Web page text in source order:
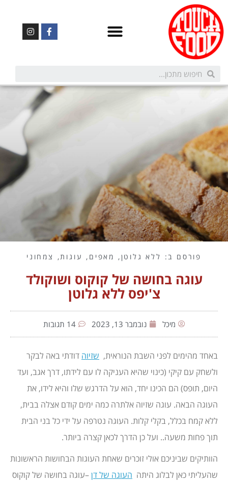
פורסם ב: ללא גלוטן, מאפים , עוגות, צמחוני
עוגה בחושה של קוקוס ושוקולד
צ'יפס ללא גלוטן
מיכל נובמבר 13, 2023 14 תגובות
באחד מהימים לפני השבת הנוראית, שזיוה דודתי באה לבקר
ולשחק עם קיקי (כינוי שהיא העניקה לו עם לידתו, דרך אגב, ועד
היום, תופס) הם הכינו יחד, הוא על הדרגש שלו והיא לידו, את
העוגה הבאה. עוגה שזיוה אלתרה כמה ימים קודם אצלה בבית,
ללא קמח בכלל, בקלי קלות. העוגה נטרפה על ידי כל בני הבית
תוך פחות משעה.. ועל כן הדרך לכאן קצרה ביותר.
הוותיקים שביניכם אולי זוכרים שאחת העוגות הבחושות הראשונות
שהעליתי כאן לבלוג היתה העוגה של דן–עוגה בחושה של קוקוס